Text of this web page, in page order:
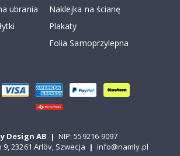
ubrania
Naklejka na ścianę
Plakaty
Folia Samoprzylepna
Design AB | NIP: 559216-9097
23261 Arlöv, Szwecja | info@namly.pl